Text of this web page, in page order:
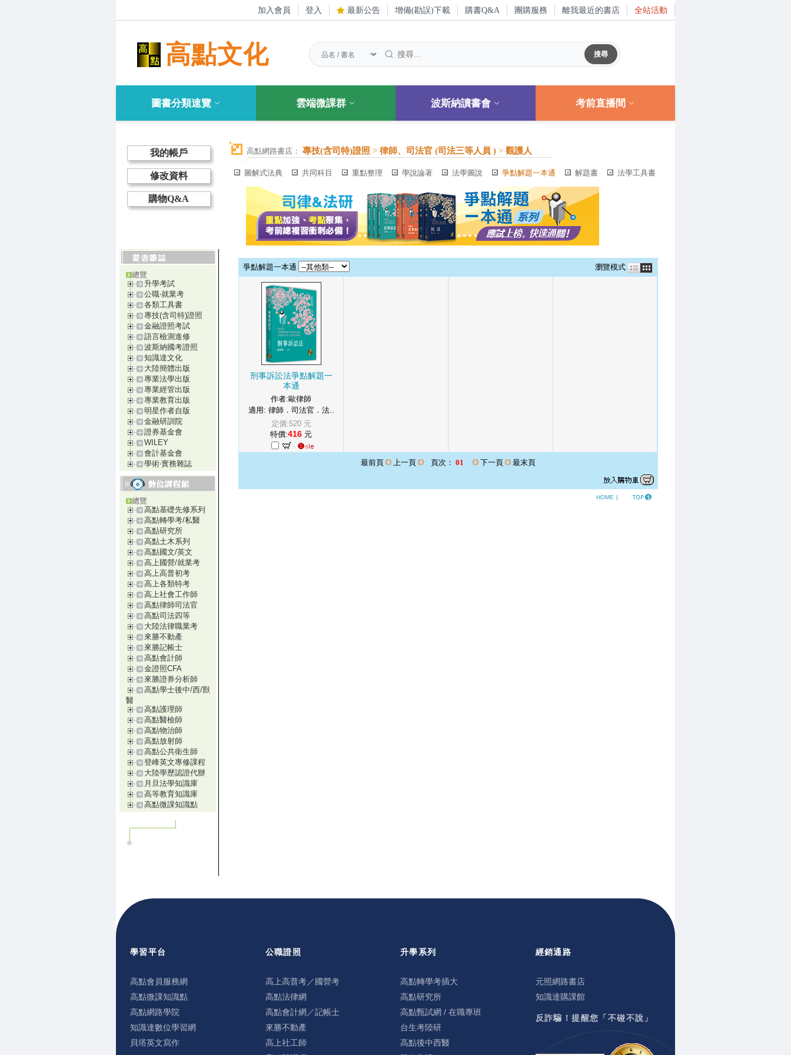
加入會員 登入 最新公告 增備(勘誤)下載 購書Q&A 團購服務 離我最近的書店 全站活動
高點文化
圖書分類速覽 雲端微課群 波斯納讀書會 考前直播間
我的帳戶
修改資料
購物Q&A
總覽
升學考試
公職‧就業考
各類工具書
專技(含司特)證照
金融證照考試
語言檢測進修
波斯納國考證照
知識達文化
大陸簡體出版
專業法學出版
專業經管出版
專業教育出版
明星作者自版
金融研訓院
證券基金會
WILEY
會計基金會
學術‧實務雜誌
總覽
高點基礎先修系列
高點轉學考/私醫
高點研究所
高點土木系列
高點國文/英文
高上國營/就業考
高上高普初考
高上各類特考
高上社會工作師
高點律師司法官
高點司法四等
大陸法律職業考
來勝不動產
來勝記帳士
高點會計師
金證照CFA
來勝證券分析師
高點學士後中/西/獸
醫
高點護理師
高點醫檢師
高點物治師
高點放射師
高點公共衛生師
登峰英文專修課程
大陸學歷認證代辦
月旦法學知識庫
高等教育知識庫
高點微課知識點
高點網路書店： 專技(含司特)證照 > 律師、司法官 (司法三等人員 ) > 觀護人
圖解式法典 共同科目 重點整理 學說論著 法學圖說 爭點解題一本通 解題書 法學工具書
爭點解題一本通 瀏覽模式
刑事訴訟法爭點解題一
本通
作者:歐律師
適用: 律師．司法官．法..
定價:520 元
特價:416 元
最前頁 上一頁 頁次： 01 下一頁 最末頁
HOME |
學習平台
高點會員服務網
高點微課知識點
高點網路學院
知識達數位學習網
貝塔英文寫作
公職證照
高上高普考／國營考
高點法律網
高點會計網／記帳士
來勝不動產
高上社工師
升學系列
高點轉學考插大
高點研究所
高點甄試網 / 在職專班
台生考陸研
高點後中西醫
經銷通路
元照網路書店
知識達購課館
反詐騙！提醒您「不碰不說」